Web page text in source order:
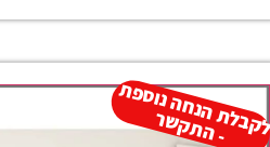
ל
ק
ב
ל
ת
הנ
ח
ה נו
ס
פ
ת
-
ה
ת
ק
ש
ר